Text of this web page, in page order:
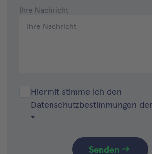
Ihre Nachricht
Hiermit stimme ich den
Datenschutzbestimmungen
*
Senden